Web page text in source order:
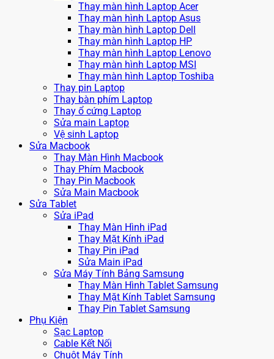
Thay màn hình Laptop Acer
Thay màn hình Laptop Asus
Thay màn hình Laptop Dell
Thay màn hình Laptop HP
Thay màn hình Laptop Lenovo
Thay màn hình Laptop MSI
Thay màn hình Laptop Toshiba
Thay pin Laptop
Thay bàn phím Laptop
Thay ổ cứng Laptop
Sửa main Laptop
Vệ sinh Laptop
Sửa Macbook
Thay Màn Hình Macbook
Thay Phím Macbook
Thay Pin Macbook
Sửa Main Macbook
Sửa Tablet
Sửa iPad
Thay Màn Hình iPad
Thay Mặt Kính iPad
Thay Pin iPad
Sửa Main iPad
Sửa Máy Tính Bảng Samsung
Thay Màn Hình Tablet Samsung
Thay Mặt Kính Tablet Samsung
Thay Pin Tablet Samsung
Phụ Kiện
Sạc Laptop
Cable Kết Nối
Chuột Máy Tính